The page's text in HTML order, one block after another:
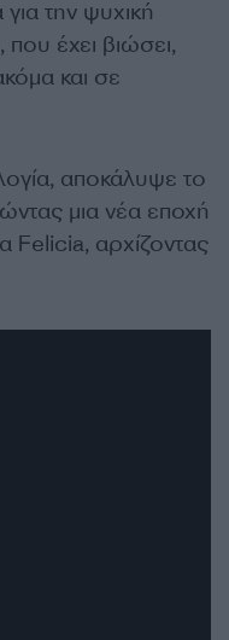
την ψυχική
που έχει βιώσει,
και σε
αποκάλυψε το
μια νέα εποχή
Felicia, αρχίζοντας